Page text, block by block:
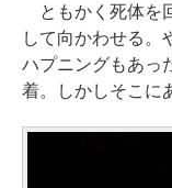
ともかく死体を
して向かわせる。
ハプニングもあっ
着。しかしそこに